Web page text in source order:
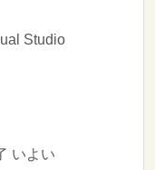
Studio
いよい